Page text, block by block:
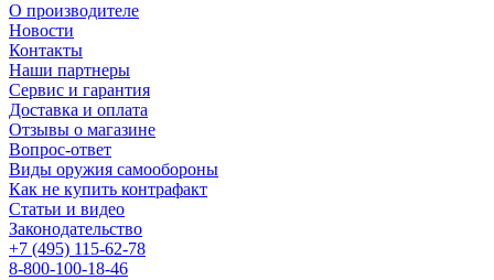
О производителе
Новости
Контакты
Наши партнеры
Сервис и гарантия
Доставка и оплата
Отзывы о магазине
Вопрос-ответ
Виды оружия самообороны
Как не купить контрафакт
Статьи и видео
Законодательство
+7 (495) 115-62-78
8-800-100-18-46